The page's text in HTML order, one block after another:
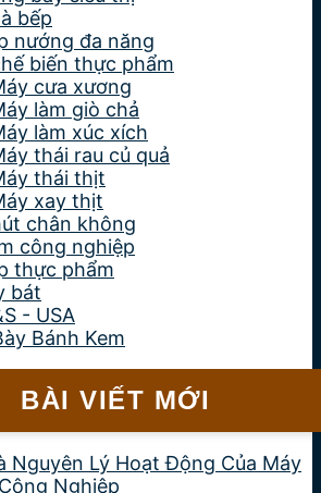
bếp
nướng đa năng
biến thực phẩm
cưa xương
làm giò chả
làm xúc xích
thái rau củ quả
thái thịt
xay thịt
chân không
công nghiệp
thực phẩm
bát
- USA
Bánh Kem
BÀI VIẾT MỚI
Nguyên Lý Hoạt Động Của Máy
Nghiệp